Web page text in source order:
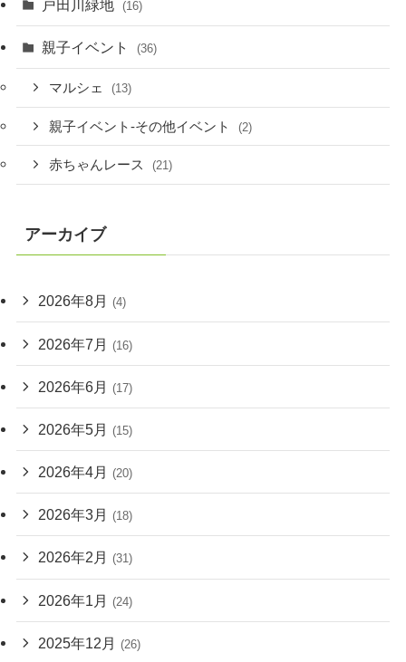
戸田川緑地 (16)
親子イベント (36)
マルシェ (13)
親子イベント-その他イベント (2)
赤ちゃんレース (21)
アーカイブ
2026年8月 (4)
2026年7月 (16)
2026年6月 (17)
2026年5月 (15)
2026年4月 (20)
2026年3月 (18)
2026年2月 (31)
2026年1月 (24)
2025年12月 (26)